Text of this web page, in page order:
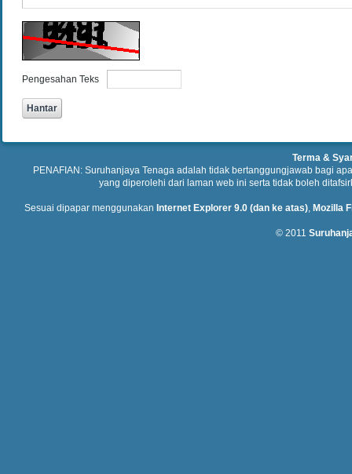
Pengesahan Teks
Terma &
PENAFIAN: Suruhanjaya Tenaga adalah tidak bertanggungjawab bagi
yang diperolehi dari laman web ini serta tidak boleh
Sesuai dipapar menggunakan Internet Explorer 9.0 (dan ke atas), Mozilla
© 2011